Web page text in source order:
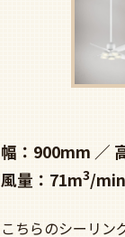
幅：900mm
風量：71m3/min
こちらのシーリン